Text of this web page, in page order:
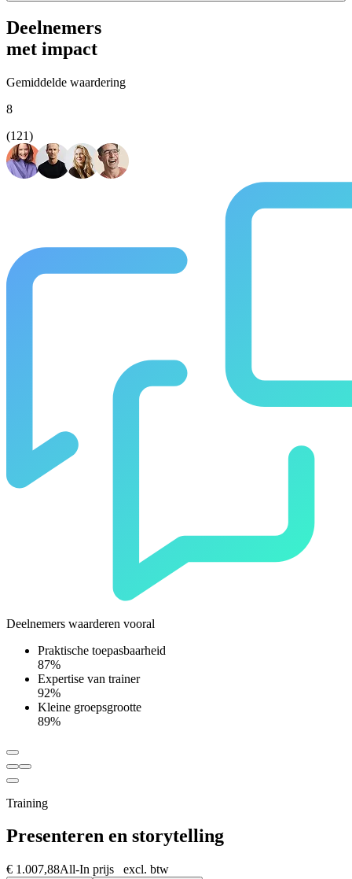
Absoluut. Vrijwel al onze trainingen en opleidingen kunnen we
Deelnemers
met impact
Gemiddelde waardering
8
(121)
Deelnemers waarderen vooral
Praktische toepasbaarheid
87%
Expertise van trainer
92%
Kleine groepsgrootte
89%
Training
Presenteren en storytelling
€ 1.007,88All-In prijs excl. btw